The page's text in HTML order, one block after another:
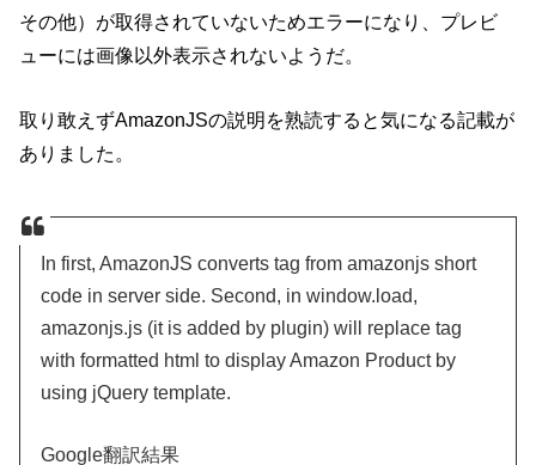
その他）が取得されていないためエラーになり、プレビ
ューには画像以外表示されないようだ。
取り敢えずAmazonJSの説明を熟読すると気になる記載が
ありました。
In first, AmazonJS converts tag from amazonjs short
code in server side. Second, in window.load,
amazonjs.js (it is added by plugin) will replace tag
with formatted html to display Amazon Product by
using jQuery template.
Google翻訳結果